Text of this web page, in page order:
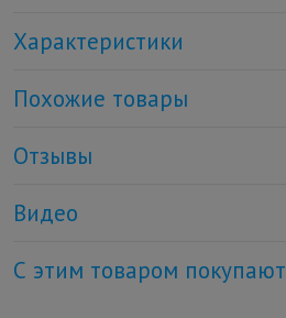
Характеристики
Похожие товары
Отзывы
Видео
С этим товаром покупают